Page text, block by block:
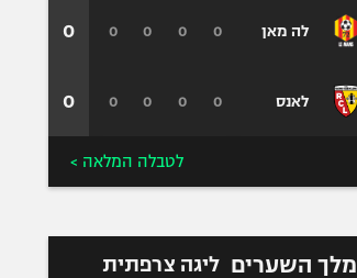
לה מאן
לאנס
0
0
0
0
0
0
0
0
0
0
לטבלה המלאה >
מלך השערים ליגה צרפתית